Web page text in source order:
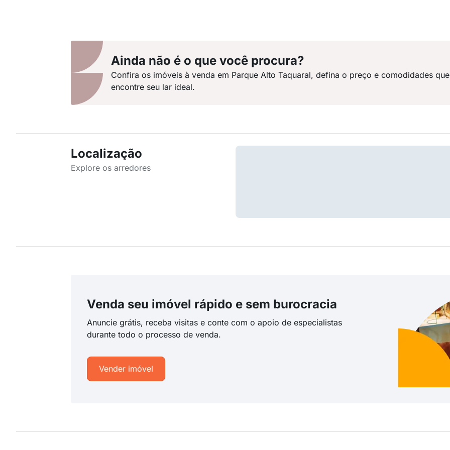
Ainda não é o que você procura?
Confira os imóveis à venda em Parque Alto Taquaral, defina o preço e comodidades
encontre seu lar ideal.
Localização
Explore os arredores
Venda seu imóvel rápido e sem burocracia
Anuncie grátis, receba visitas e conte com o apoio de especialistas
durante todo o processo de venda.
Vender imóvel